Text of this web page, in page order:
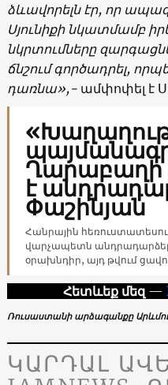
ձևավորելն էր, որ
Սյունիքի նկատմամբ
նկրտումները
ճնշում գործադրել,
դառնա»,- ամփոփել է
Ղարաբաղի
է
Փաշինյան
Հանրային
վարչապետն
օրախնդիր, այդ թվում
Հետևեք մեզ —
Ռուսաստանի արձագանքը
ԿԱՐԴԱԼ